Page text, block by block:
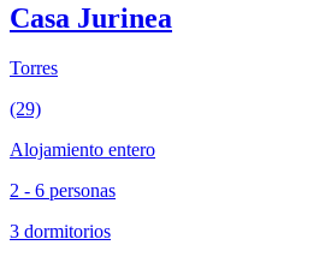
Casa Jurinea
Torres
(29)
Alojamiento entero
2 - 6 personas
3 dormitorios